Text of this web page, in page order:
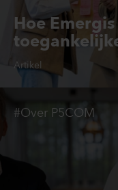
Hoe
Artikel
#Over P5COM